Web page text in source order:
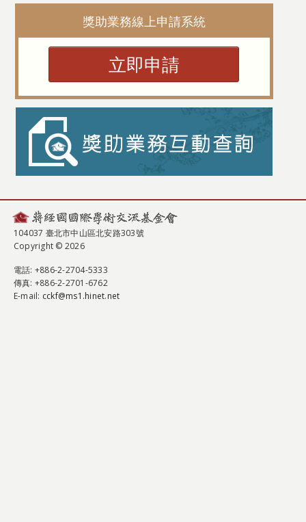
獎助業務線上申請系統
立即申請
104037 臺北市中山區北安路303號
Copyright © 2026
電話: +886-2-2704-5333
傳真: +886-2-2701-6762
E-mail: cckf@ms1.hinet.net